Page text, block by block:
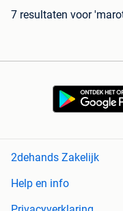
7 resultaten voor
2dehands Zakelijk
Help en info